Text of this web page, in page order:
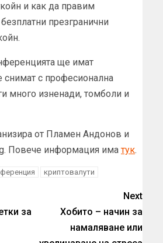
и как да правим
презгранични
ще имат
с професионална
много изненади, томболи и
от Пламен Андонов и
Повече информация иматук.
криптовалути
за
Next
Хобито – начин за
намаляване или